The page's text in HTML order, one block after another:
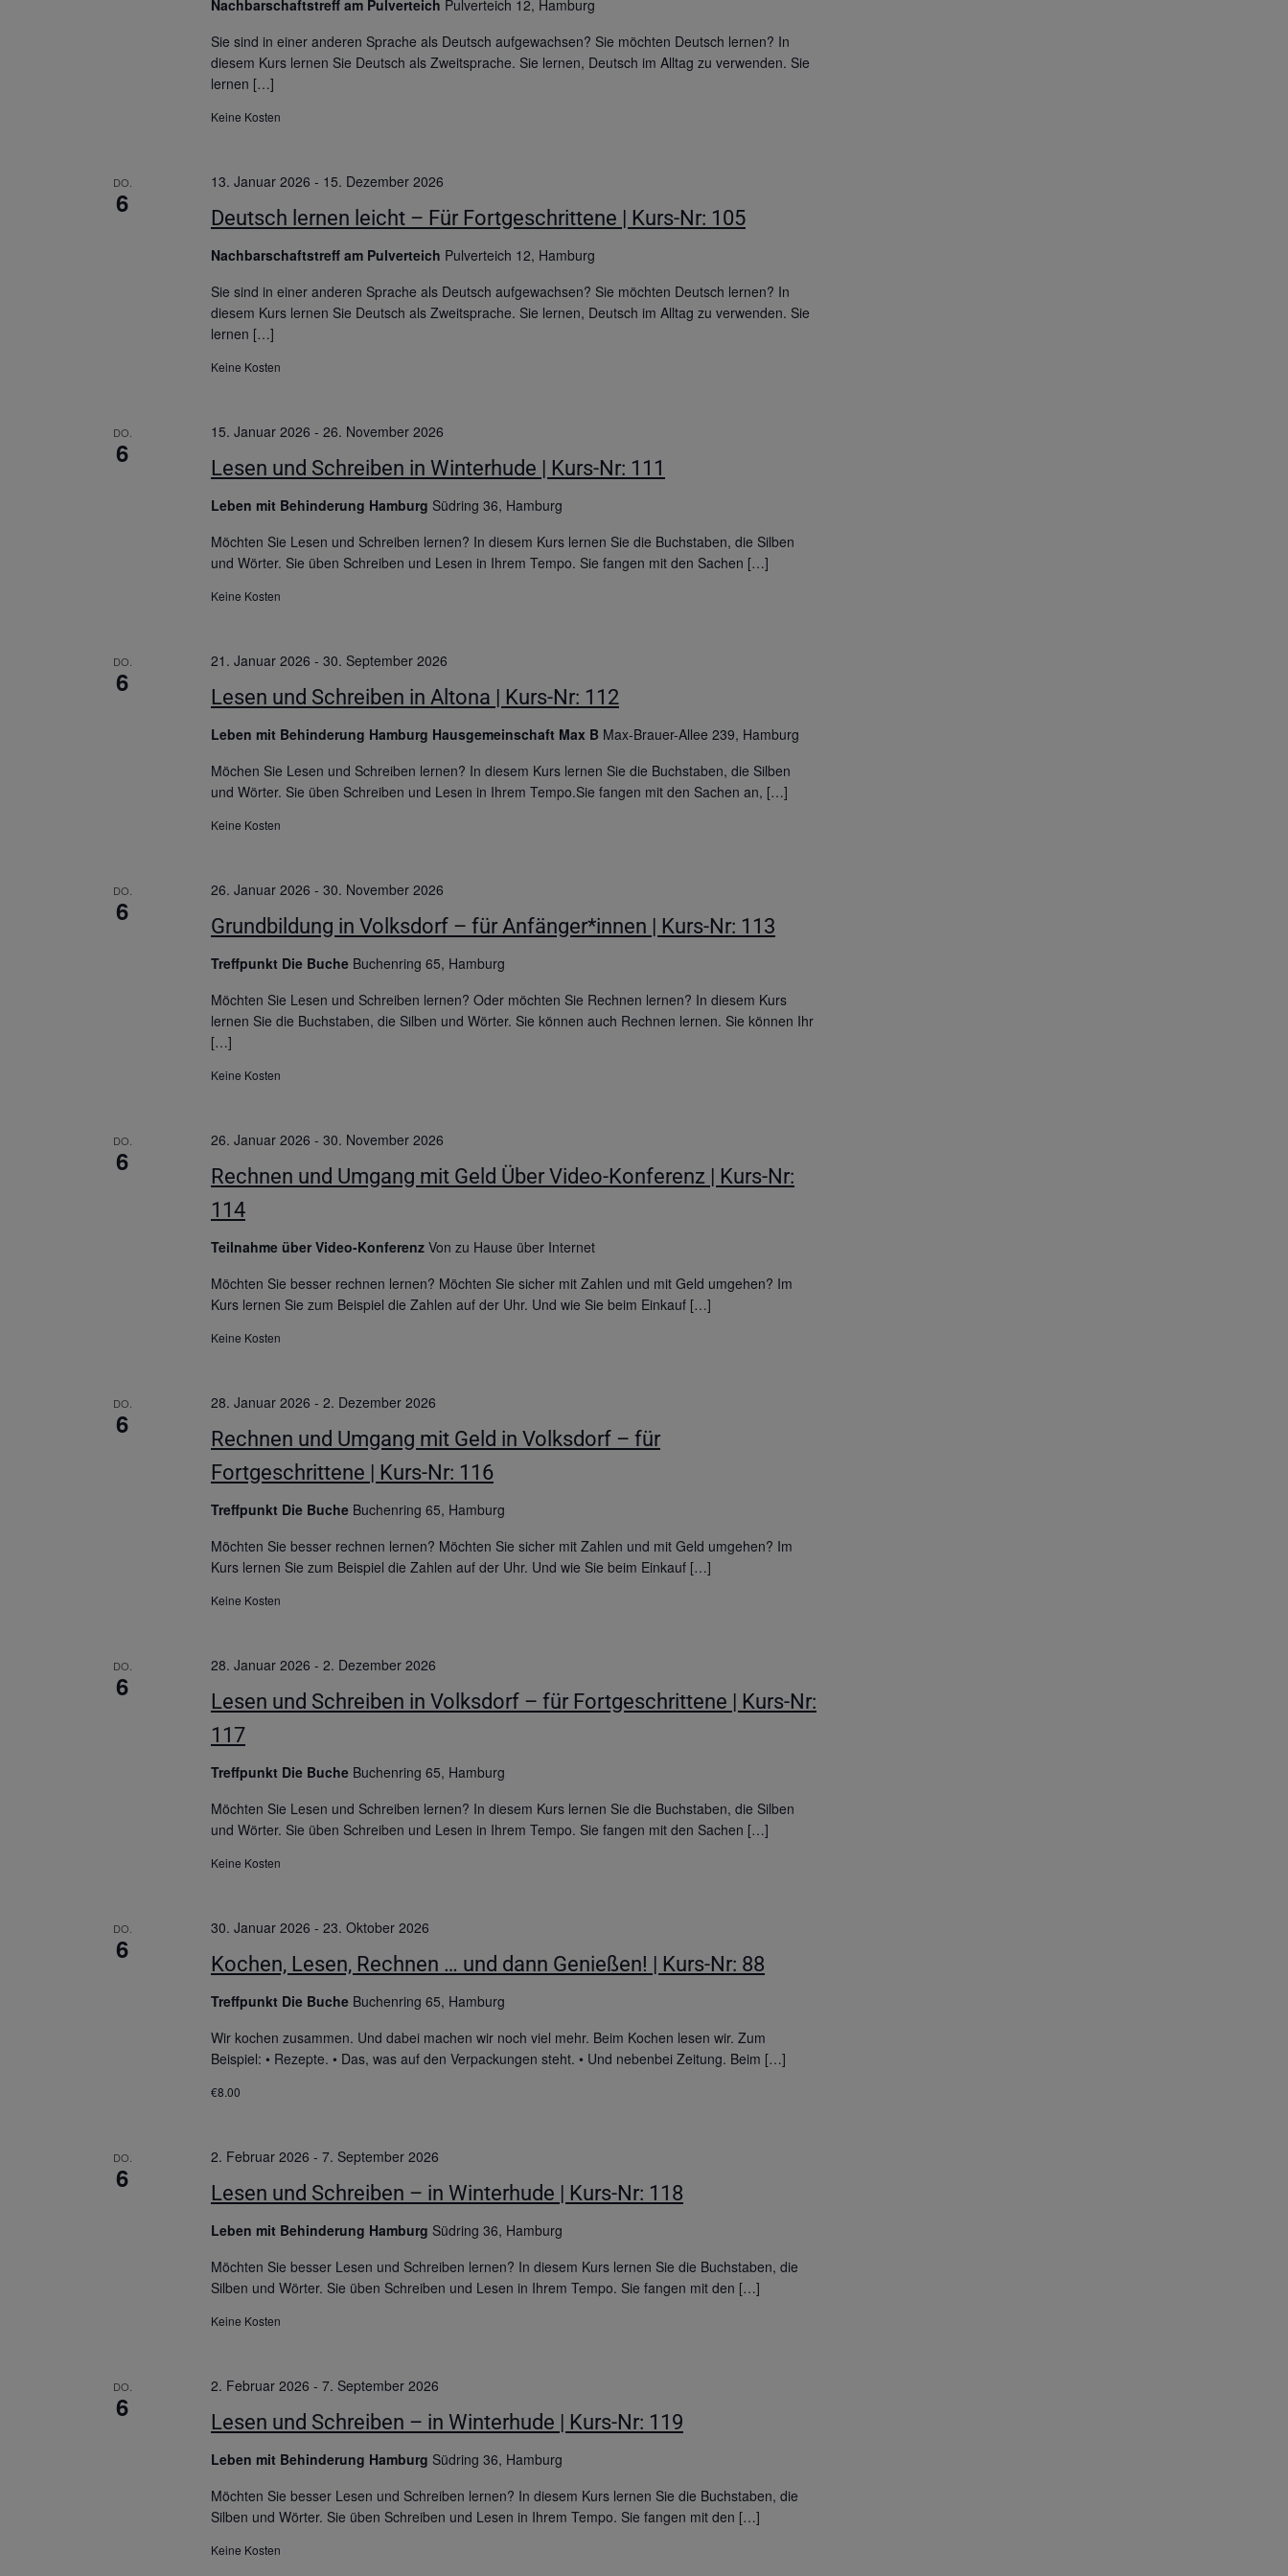
Nachbarschaftstreff am Pulverteich Pulverteich 12, Hamburg
Sie sind in einer anderen Sprache als Deutsch aufgewachsen? Sie möchten Deutsch lernen? In
diesem Kurs lernen Sie Deutsch als Zweitsprache. Sie lernen, Deutsch im Alltag zu verwenden. Sie
lernen […]
Keine Kosten
DO.
6 Deutsch lernen leicht – Für Fortgeschrittene | Kurs-Nr: 105
13. Januar 2026 - 15. Dezember 2026
Nachbarschaftstreff am Pulverteich Pulverteich 12, Hamburg
Sie sind in einer anderen Sprache als Deutsch aufgewachsen? Sie möchten Deutsch lernen? In
diesem Kurs lernen Sie Deutsch als Zweitsprache. Sie lernen, Deutsch im Alltag zu verwenden. Sie
lernen […]
Keine Kosten
DO.
6 Lesen und Schreiben in Winterhude | Kurs-Nr: 111
15. Januar 2026 - 26. November 2026
Leben mit Behinderung Hamburg Südring 36, Hamburg
Möchten Sie Lesen und Schreiben lernen? In diesem Kurs lernen Sie die Buchstaben, die Silben
und Wörter. Sie üben Schreiben und Lesen in Ihrem Tempo. Sie fangen mit den Sachen […]
Keine Kosten
DO.
6 Lesen und Schreiben in Altona | Kurs-Nr: 112
21. Januar 2026 - 30. September 2026
Leben mit Behinderung Hamburg Hausgemeinschaft Max B Max-Brauer-Allee 239, Hamburg
Möchen Sie Lesen und Schreiben lernen? In diesem Kurs lernen Sie die Buchstaben, die Silben
und Wörter. Sie üben Schreiben und Lesen in Ihrem Tempo.Sie fangen mit den Sachen an, […]
Keine Kosten
DO.
6 Grundbildung in Volksdorf – für Anfänger*innen | Kurs-Nr: 113
26. Januar 2026 - 30. November 2026
Treffpunkt Die Buche Buchenring 65, Hamburg
Möchten Sie Lesen und Schreiben lernen? Oder möchten Sie Rechnen lernen? In diesem Kurs
lernen Sie die Buchstaben, die Silben und Wörter. Sie können auch Rechnen lernen. Sie können Ihr
[…]
Keine Kosten
DO.
6
Rechnen und Umgang mit Geld Über Video-Konferenz | Kurs-Nr:
114
26. Januar 2026 - 30. November 2026
Teilnahme über Video-Konferenz Von zu Hause über Internet
Möchten Sie besser rechnen lernen? Möchten Sie sicher mit Zahlen und mit Geld umgehen? Im
Kurs lernen Sie zum Beispiel die Zahlen auf der Uhr. Und wie Sie beim Einkauf […]
Keine Kosten
DO.
6
Rechnen und Umgang mit Geld in Volksdorf – für
Fortgeschrittene | Kurs-Nr: 116
28. Januar 2026 - 2. Dezember 2026
Treffpunkt Die Buche Buchenring 65, Hamburg
Möchten Sie besser rechnen lernen? Möchten Sie sicher mit Zahlen und mit Geld umgehen? Im
Kurs lernen Sie zum Beispiel die Zahlen auf der Uhr. Und wie Sie beim Einkauf […]
Keine Kosten
DO.
6
Lesen und Schreiben in Volksdorf – für Fortgeschrittene | Kurs-Nr:
117
28. Januar 2026 - 2. Dezember 2026
Treffpunkt Die Buche Buchenring 65, Hamburg
Möchten Sie Lesen und Schreiben lernen? In diesem Kurs lernen Sie die Buchstaben, die Silben
und Wörter. Sie üben Schreiben und Lesen in Ihrem Tempo. Sie fangen mit den Sachen […]
Keine Kosten
DO.
6 Kochen, Lesen, Rechnen … und dann Genießen! | Kurs-Nr: 88
30. Januar 2026 - 23. Oktober 2026
Treffpunkt Die Buche Buchenring 65, Hamburg
Wir kochen zusammen. Und dabei machen wir noch viel mehr. Beim Kochen lesen wir. Zum
Beispiel: • Rezepte. • Das, was auf den Verpackungen steht. • Und nebenbei Zeitung. Beim […]
€8.00
DO.
6 Lesen und Schreiben – in Winterhude | Kurs-Nr: 118
2. Februar 2026 - 7. September 2026
Leben mit Behinderung Hamburg Südring 36, Hamburg
Möchten Sie besser Lesen und Schreiben lernen? In diesem Kurs lernen Sie die Buchstaben, die
Silben und Wörter. Sie üben Schreiben und Lesen in Ihrem Tempo. Sie fangen mit den […]
Keine Kosten
DO.
6 Lesen und Schreiben – in Winterhude | Kurs-Nr: 119
2. Februar 2026 - 7. September 2026
Leben mit Behinderung Hamburg Südring 36, Hamburg
Möchten Sie besser Lesen und Schreiben lernen? In diesem Kurs lernen Sie die Buchstaben, die
Silben und Wörter. Sie üben Schreiben und Lesen in Ihrem Tempo. Sie fangen mit den […]
Keine Kosten